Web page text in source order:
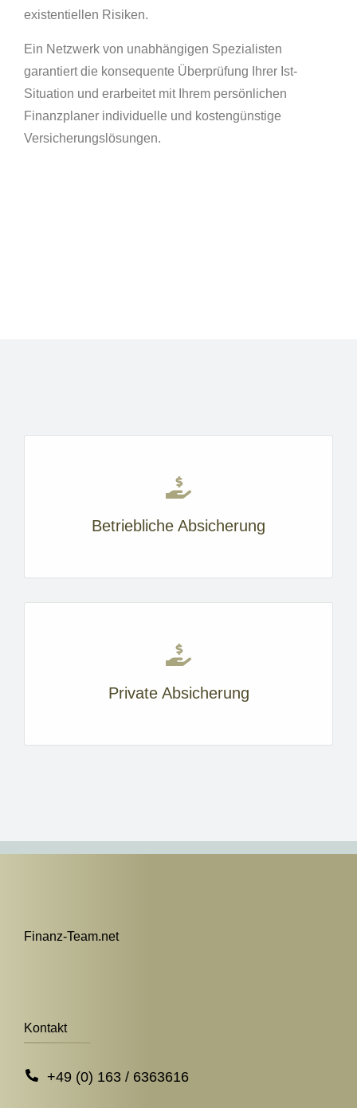
existentiellen Risiken.
Ein Netzwerk von unabhängigen Spezialisten
garantiert die konsequente Überprüfung Ihrer Ist-
Situation und erarbeitet mit Ihrem persönlichen
Finanzplaner individuelle und kostengünstige
Versicherungslösungen.
Betriebliche Absicherung
Private Absicherung
Finanz-Team.net
Kontakt
+49 (0) 163 / 6363616